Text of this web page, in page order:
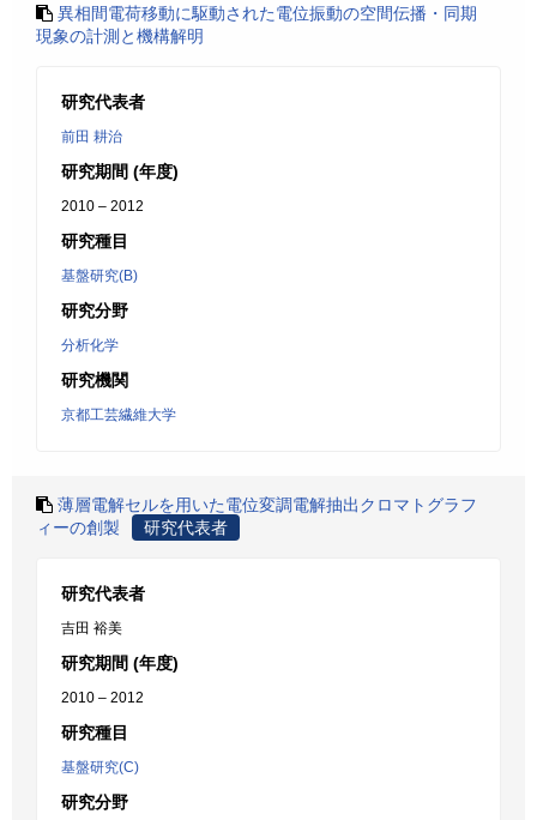
異相間電荷移動に駆動された電位振動の空間伝播・同期
現象の計測と機構解明
研究代表者
前田 耕治
研究期間 (年度)
2010 – 2012
研究種目
基盤研究(B)
研究分野
分析化学
研究機関
京都工芸繊維大学
薄層電解セルを用いた電位変調電解抽出クロマトグラフ
ィーの創製
研究代表者
研究代表者
吉田 裕美
研究期間 (年度)
2010 – 2012
研究種目
基盤研究(C)
研究分野